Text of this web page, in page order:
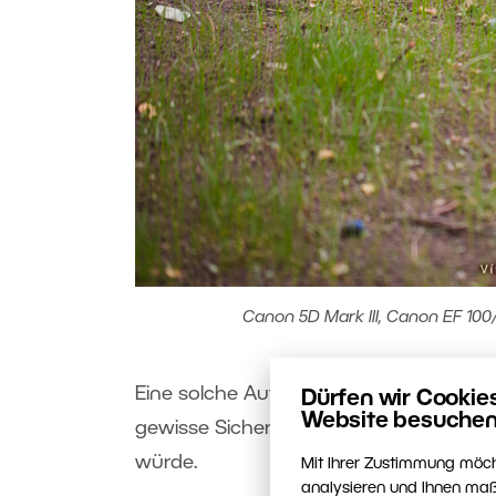
Dürfen wir
Website
Mit Ihrer Zustimmung
analysieren und Ihnen
Canon 5D Mark III, Canon EF
Eine solche Aufnahme geht fast
gewisse Sicherheit für den Fall, dass
würde.